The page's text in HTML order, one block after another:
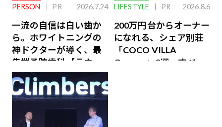
PERSON PR 2026.7.24
一流の自信は白い歯か
ら。ホワイトニングの
神ドクターが導く、最
先端予防歯科【ラウン
ジ会員特典あり】
LIFESTYLE PR 2026.8.6
200万円台からオーナー
になれる、シェア別荘
「COCO VILLA
Owners」3選。すべて